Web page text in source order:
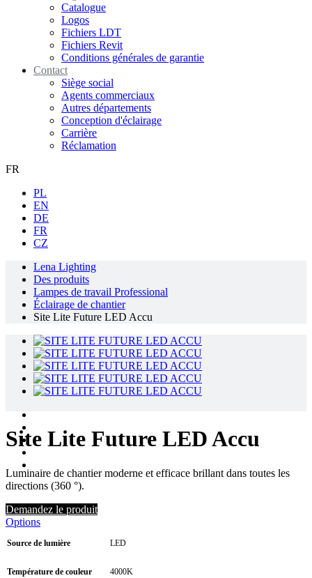
Catalogue
Logos
Fichiers LDT
Fichiers Revit
Conditions générales de garantie
Contact
Siège social
Agents commerciaux
Autres départements
Conception d'éclairage
Carrière
Réclamation
FR
PL
EN
DE
FR
CZ
Lena Lighting
Des produits
Lampes de travail Professional
Éclairage de chantier
Site Lite Future LED Accu
Site Lite Future LED Accu
Luminaire de chantier moderne et efficace brillant dans toutes les
directions (360 °).
Demandez le produit
Options
Source de lumière LED
Température de couleur 4000K